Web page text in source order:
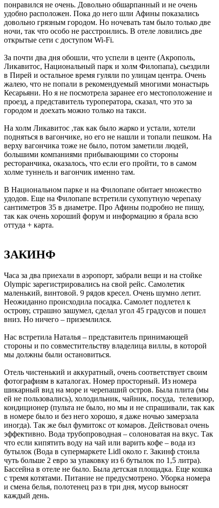
понравился не очень. Довольно обшарпанный и не очень
удобно расположен. Пока до него шли Афины показались
довольно грязным городом. Но ночевать там было только две
ночи, так что особо не расстроились. В отеле ловились две
открытые сети с доступом Wi-Fi.
За почти два дня обошли, что успели в центе (Акрополь,
Ликавитос, Национальный парк и холм Филопапа), сьездили
в Пирей и остальное время гуляли по улицам центра. Очень
жалею, что не попали в рекомендуемый многими монастырь
Кесарьяни. Но я не посмотрела заранее его местоположение и
проезд, а представитель туроператора, сказал, что это за
городом и доехать можно только на такси.
На холм Ликавитос ,так как было жарко и устали, хотели
подняться в вагончике, но его не нашли и топали пешком. На
верху вагончика тоже не было, потом заметили людей,
большими компаниями прибывающими со стороны
ресторанчика, оказалось, что если его пройти, то в самом
холме туннель и вагончик именно там.
В Национальном парке и на Филопапе обитает множество
удодов. Еще на Филопапе встретили сухопутную черепаху
сантиметров 35 в диаметре. Про Афины подробно не пишу,
так как очень хороший форум и информацию я брала всю
оттуда + карта.
ЗАКИНФ
Часа за два приехали в аэропорт, забрали вещи и на стойке
Olympic зарегистрировались на свой рейс. Самолетик
маленький, винтовой. 9 рядов кресел. Очень шумно летит.
Неожиданно происходила посадка. Самолет подлетел к
острову, страшно зашумел, сделал угол 45 градусов и пошел
вниз. Но ничего – приземлился.
Нас встретила Наталья – представитель принимающей
стороны и по совместительству владелица виллы, в которой
мы должны были остановиться.
Отель чистенький и аккуратный, очень соответствует своим
фотографиям в каталогах. Номер просторный. Из номера
шикарный вид на море и черепаший остров. Была плита (мы
ей не пользовались), холодильник, чайник, посуда, телевизор,
кондиционер (пульта не было, но мы и не спрашивали, так как
в номере было и без него хорошо, я даже ночью замерзала
иногда). Так же был фумитокс от комаров. Действовал очень
эффективно. Вода трубопроводная – солоноватая на вкус. Так
что если кипятить воду на чай или варить кофе – вода из
бутылок (Вода в супермаркете Lidl около г. Закинф стоила
чуть больше 2 евро за упаковку из 6 бутылок по 1,5 литра).
Бассейна в отеле не было. Была детская площадка. Еще кошка
с тремя котятами. Питание не предусмотрено. Уборка номера
и смена белья, полотенец раз в три дня, мусор выносят
каждый день.